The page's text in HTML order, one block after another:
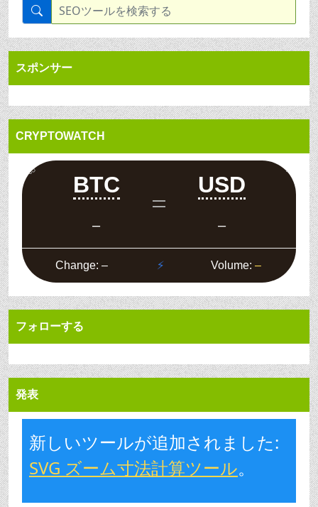
スポンサー
CRYPTOWATCH
フォローする
発表
新しいツールが追加されました:
SVG ズーム寸法計算ツール。